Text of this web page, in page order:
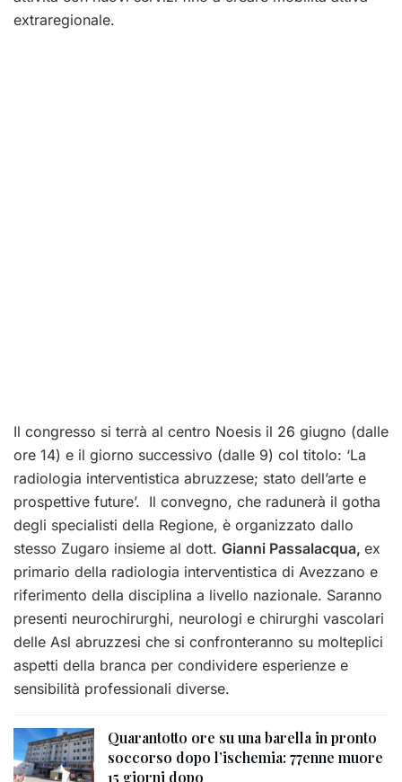
extraregionale.
Il congresso si terrà al centro Noesis il 26 giugno (dalle
ore 14) e il giorno successivo (dalle 9) col titolo: ‘La
radiologia interventistica abruzzese; stato dell’arte e
prospettive future’. Il convegno, che radunerà il gotha
degli specialisti della Regione, è organizzato dallo
stesso Zugaro insieme al dott. Gianni Passalacqua, ex
primario della radiologia interventistica di Avezzano e
riferimento della disciplina a livello nazionale. Saranno
presenti neurochirurghi, neurologi e chirurghi vascolari
delle Asl abruzzesi che si confronteranno su molteplici
aspetti della branca per condividere esperienze e
sensibilità professionali diverse.
Quarantotto ore su una barella in pronto
soccorso dopo l’ischemia: 77enne muore
15 giorni dopo